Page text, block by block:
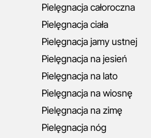
Pielęgnacja całoroczna
Pielęgnacja ciała
Pielęgnacja jamy ustnej
Pielęgnacja na jesień
Pielęgnacja na lato
Pielęgnacja na wiosnę
Pielęgnacja na zimę
Pielęgnacja nóg